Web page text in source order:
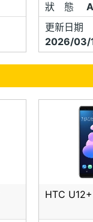
狀 態
更新日期
2026/03/
HTC U12+